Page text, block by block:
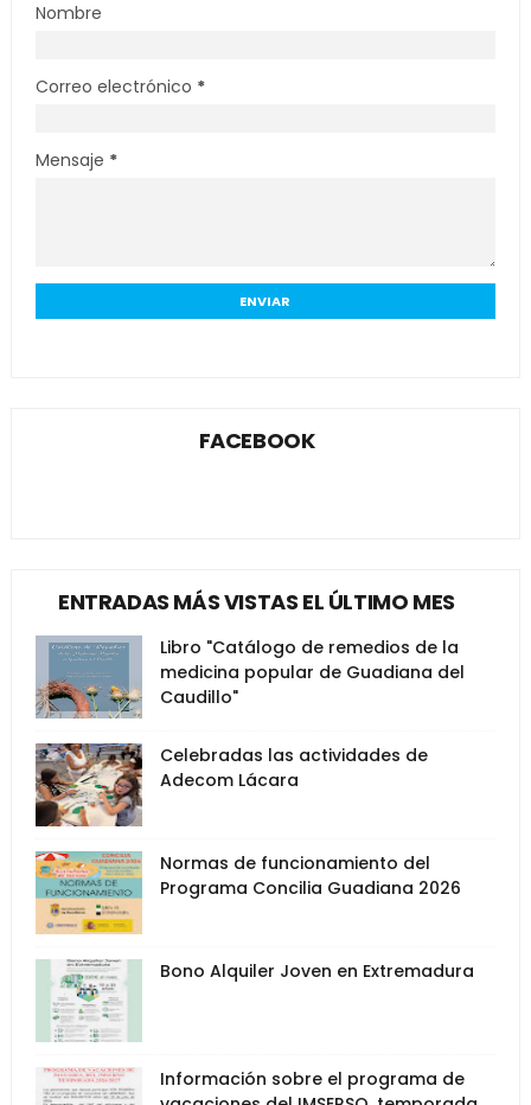
Nombre
Correo electrónico *
Mensaje *
FACEBOOK
ENTRADAS MÁS VISTAS EL ÚLTIMO MES
Libro "Catálogo de remedios de la
medicina popular de Guadiana del
Caudillo"
Celebradas las actividades de
Adecom Lácara
Normas de funcionamiento del
Programa Concilia Guadiana 2026
Bono Alquiler Joven en Extremadura
Información sobre el programa de